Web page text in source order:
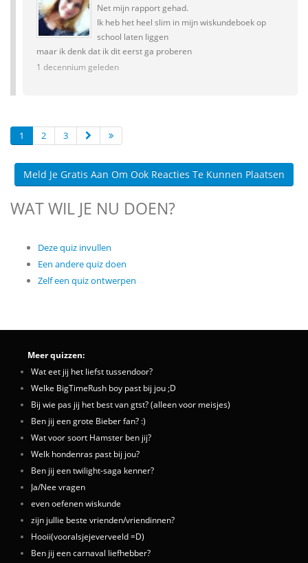
Net mijn rapport gehad.
Ik heb het heel slim in mijn wiskundeboek op
school laten liggen
maar ik denk dat ik dit eerst ga proberen
1 decennium geleden
1 2 3
Meld Je Gratis Aan Om Ook Reacties Te Kunnen Plaatsen
WAT WIL JE NU DOEN?
Deze quiz invullen
Een andere quiz doen
Zelf een quiz ontwerpen
Meer quizzen:
Wat eet jij het liefst tussendoor?
Welke BigTimeRush boy past bij jou ;D
Bij wie pas jij het best van gtst? (alleen voor meisjes)
Ben jij een grote Bieber fan? :)
Wat voor soort Hamster ben jij?
Welk hondenras past bij jou?
Ben jij een twilight-saga kenner?
Ja/Nee vragen
even oefenen wiskunde
zijn jullie beste vrienden/vriendinnen?
Hooii(vooralsjejeverveeld =D)
Ben jij een carnaval liefhebber?